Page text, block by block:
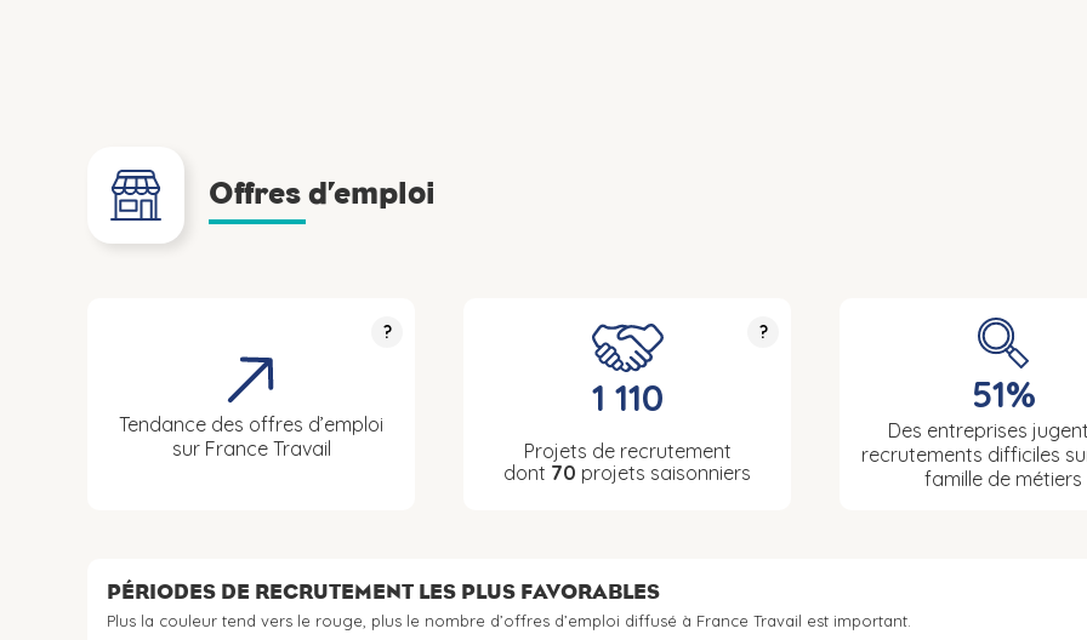
Offres d’emploi
?
Tendance des offres d’emploi
sur France Travail
?
1 110
Projets de recrutement
dont 70 projets saisonniers
51%
Des entreprises
recrutements difficiles
famille de métiers
PÉRIODES DE RECRUTEMENT LES PLUS FAVORABLES
Plus la couleur tend vers le rouge, plus le nombre d’offres d’emploi diffusé à France Travail est important.